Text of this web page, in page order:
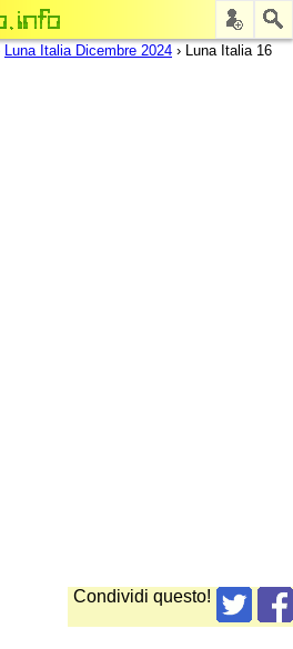
Luna Italia Dicembre 2024 › Luna Italia 16
Condividi questo!